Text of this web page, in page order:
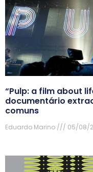
“Pulp: a film about
documentário
comuns
Eduardo Marino 05/08/